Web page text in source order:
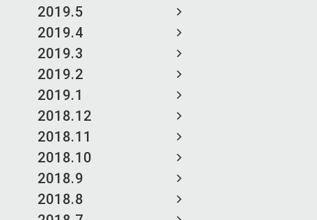
2019.5
2019.4
2019.3
2019.2
2019.1
2018.12
2018.11
2018.10
2018.9
2018.8